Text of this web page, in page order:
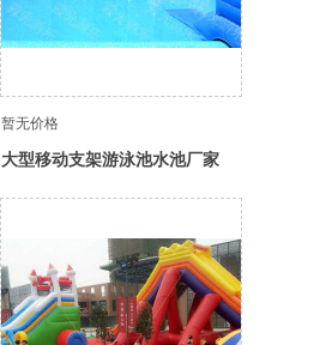
暂无价格
大型移动支架游泳池水池厂家